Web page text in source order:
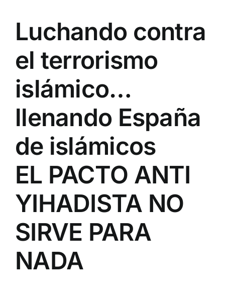
Luchando contra
el terrorismo
islámico…
llenando España
de islámicos
EL PACTO ANTI
YIHADISTA NO
SIRVE PARA
NADA